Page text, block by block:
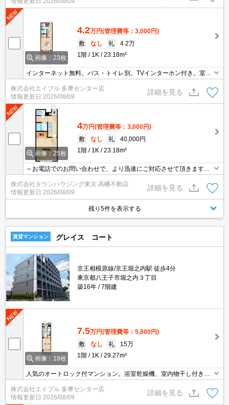
画像：23枚
4.2万円(管理費等：3,000円)
敷
なし 礼
4.2万
1階
1K 23.18m²
インターネット無料。バス・トイレ別。TVインターホン付き。室内
に洗濯機置場あり。ガスキッチン。学生さんにオススメ。「エイブ
ル学割」利用可能物件です。
株式会社エイブル 多摩センター店
情報更新日 2026/08/09
詳細を見る
画像：25枚
4万円(管理費等：3,000円)
敷
なし 礼
40,000円
1階
1K 23.18m²
～お電話でのお問い合わせで、より迅速にご対応させて頂きます～
地域密着タウンハウジングまで～
株式会社タウンハウジング東京 高幡不動店
情報更新日 2026/08/09
詳細を見る
残り5件を表示する
賃貸マンション グレイス コート
京王相模原線/京王堀之内駅 徒歩4分
東京都八王子市堀之内３丁目
築16年
7階建
画像：18枚
7.5万円(管理費等：5,800円)
敷
なし 礼
15万
1階
1K 29.27m²
人気のオートロック付マンション。浴室乾燥機、室内物干し付きで
雨の日も安心です。NURO光インターネット無料。追い焚き機能付
きバス。経済的な都市ガス使用。消火剤・防災グッズ代16,500円
～。
株式会社エイブル 多摩センター店
情報更新日 2026/08/09
詳細を見る